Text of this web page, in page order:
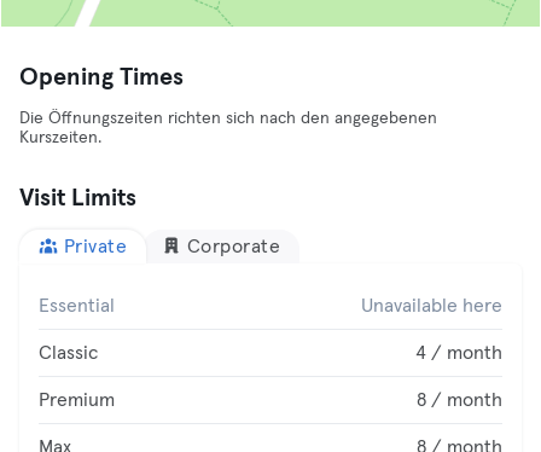
Opening Times
Die Öffnungszeiten richten sich nach den angegebenen
Kurszeiten.
Visit Limits
Private Corporate
Essential Unavailable here
Classic 4 / month
Premium 8 / month
Max 8 / month